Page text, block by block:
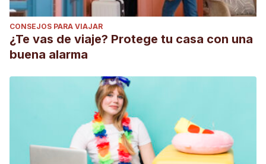
CONSEJOS PARA VIAJAR
¿Te vas de viaje? Protege tu casa con una
buena alarma